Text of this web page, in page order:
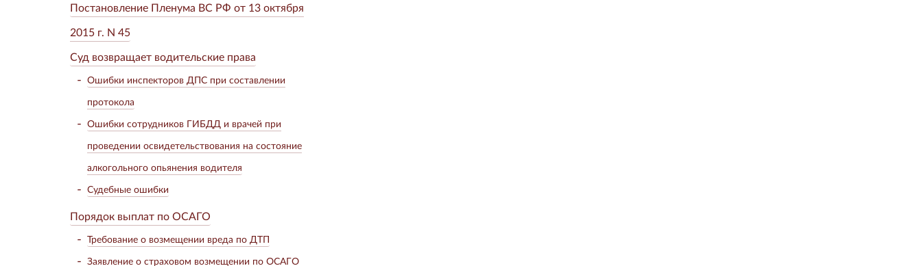
Постановление Пленума ВС РФ от 13 октября
2015 г. N 45
Суд возвращает водительские права
Ошибки инспекторов ДПС при составлении
протокола
Ошибки сотрудников ГИБДД и врачей при
проведении освидетельствования на состояние
алкогольного опьянения водителя
Судебные ошибки
Порядок выплат по ОСАГО
Требование о возмещении вреда по ДТП
Заявление о страховом возмещении по ОСАГО